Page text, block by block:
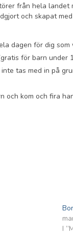
från hela
och skapat
dagen för dig
för barn under
tas med in på
och kom och fira
I